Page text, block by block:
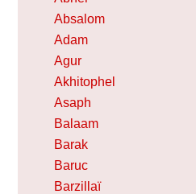
Absalom
Adam
Agur
Akhitophel
Asaph
Balaam
Barak
Baruc
Barzillaï